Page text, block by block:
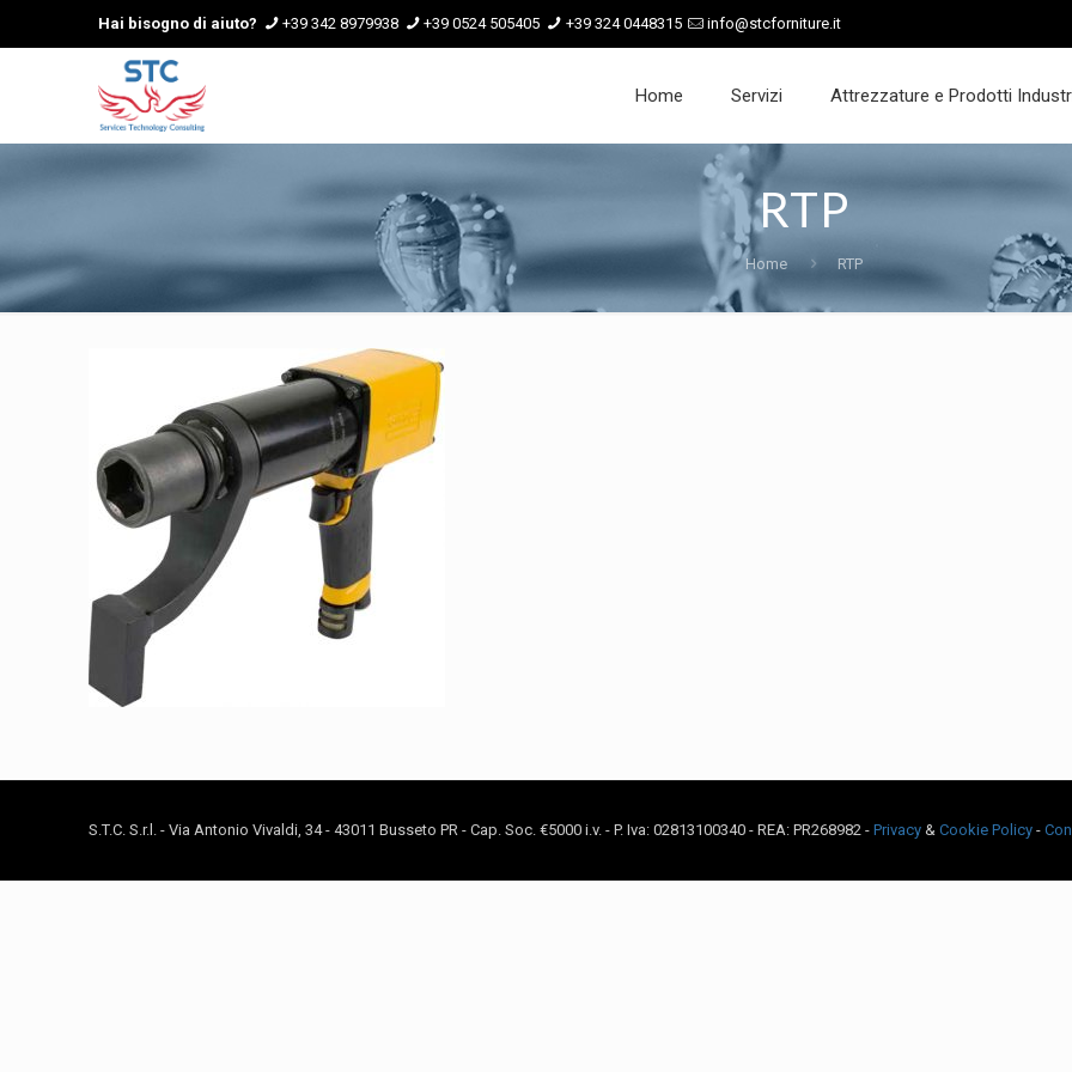
Hai bisogno di aiuto? +39 342 8979938 +39 0524 505405 +39 324 0448315 info@stcforniture.it
Home Servizi Attrezzature e Prodotti
RTP
Home RTP
S.T.C. S.r.l. - Via Antonio Vivaldi, 34 - 43011 Busseto PR - Cap. Soc. €5000 i.v. - P. Iva: 02813100340 - REA: PR268982 -Privacy &Cookie Policy -